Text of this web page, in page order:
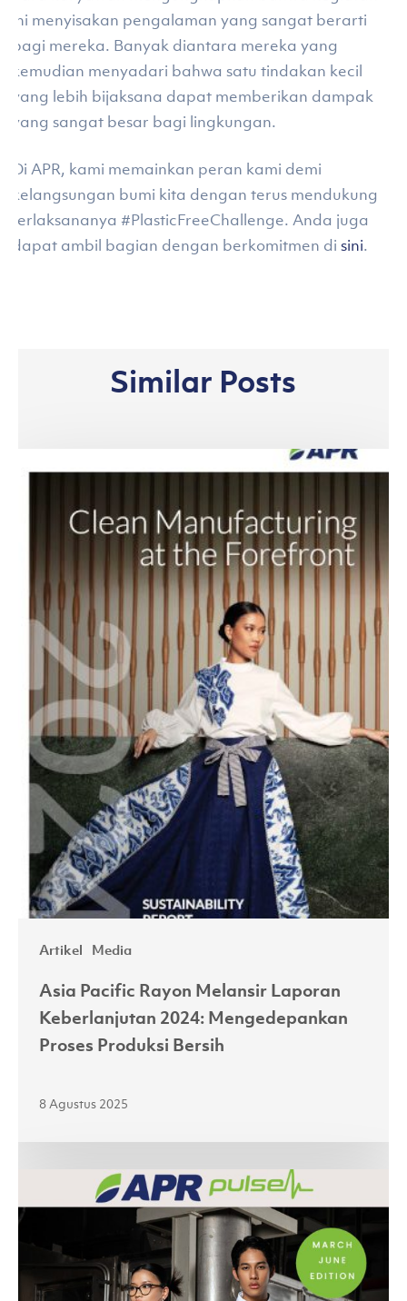
ini menyisakan pengalaman yang sangat berarti
bagi mereka. Banyak diantara mereka yang
kemudian menyadari bahwa satu tindakan kecil
yang lebih bijaksana dapat memberikan dampak
yang sangat besar bagi lingkungan.
Di APR, kami memainkan peran kami demi
kelangsungan bumi kita dengan terus mendukung
terlaksananya #PlasticFreeChallenge. Anda juga
dapat ambil bagian dengan berkomitmen disini.
Similar Posts
Artikel Media
Melansir
Keberlanjutan
2024:
Mengedepankan
Proses
Produksi
Bersih
Asia Pacific Rayon Melansir Laporan
Keberlanjutan 2024: Mengedepankan
Proses Produksi Bersih
8 Agustus 2025
Highlight